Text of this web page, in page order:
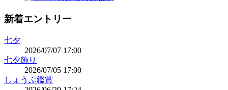
新着エントリー
七夕
2026/07/07 17:00
七夕飾り
2026/07/05 17:00
しょうぶ鑑賞